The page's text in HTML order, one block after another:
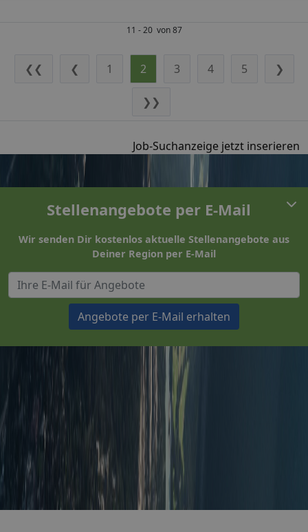
11 - 20 von 87
❮❮ ❮ 1 2 3 4 5 ❯
❯❯
Job-Suchanzeige jetzt inserieren
Stellenangebote per E-Mail
Wir senden Dir kostenlos aktuelle Stellenangebote aus
Deiner Region per E-Mail
Angebote per E-Mail erhalten